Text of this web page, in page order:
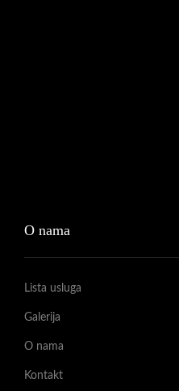
O nama
Lista usluga
Galerija
O nama
Kontakt